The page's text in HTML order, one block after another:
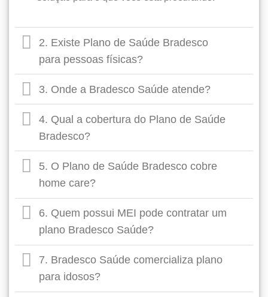
2. Existe Plano de Saúde Bradesco
para pessoas físicas?
3. Onde a Bradesco Saúde atende?
4. Qual a cobertura do Plano de Saúde
Bradesco?
5. O Plano de Saúde Bradesco cobre
home care?
6. Quem possui MEI pode contratar um
plano Bradesco Saúde?
7. Bradesco Saúde comercializa plano
para idosos?